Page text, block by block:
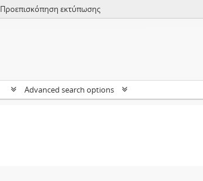
Προεπισκόπηση εκτύπωσης
Advanced search options